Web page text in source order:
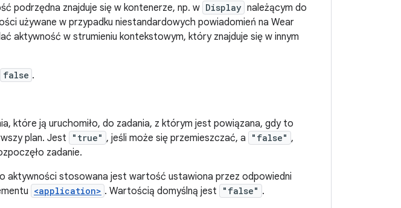
podrzędna znajduje się w kontenerze, np. w Display należącym do
używane w przypadku niestandardowych powiadomień na Wear
aktywność w strumieniu kontekstowym, który znajduje się w innym
false .
które ją uruchomiło, do zadania, z którym jest powiązana, gdy to
plan. Jest
"true" , jeśli może się przemieszczać, a "false" ,
zadanie.
aktywności stosowana jest wartość ustawiona przez odpowiedni
<application> . Wartością domyślną jest "false" .